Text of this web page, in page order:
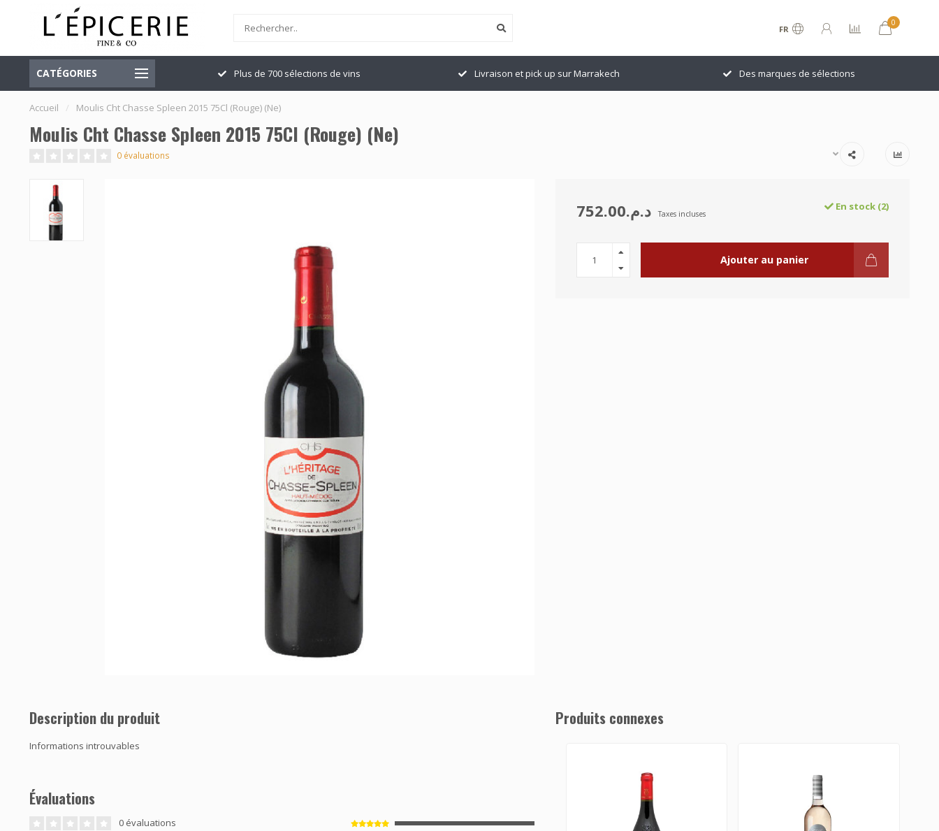
FR
0
CATÉGORIES
Officiellement ouvert Plus de 700 sélections de vins Livraison et pick up sur Marrakech Des marques de sélections
Accueil / Moulis Cht Chasse Spleen 2015 75Cl (Rouge) (Ne)
Moulis Cht Chasse Spleen 2015 75Cl (Rouge) (Ne)
0 évaluations
د.م.752.00 Taxes incluses
En stock (2)
Ajouter au panier
Description du produit
Informations introuvables
Évaluations
0 évaluations
Produits connexes